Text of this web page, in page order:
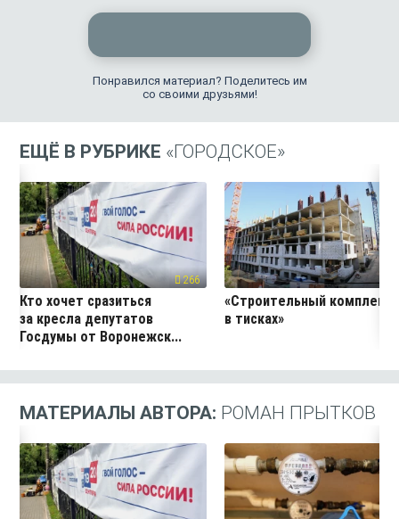
Понравился материал? Поделитесь им
со своими друзьями!
ЕЩЁ В РУБРИКЕ «ГОРОДСКОЕ»
266
Кто хочет сразиться
за кресла депутатов
Госдумы от Воронежск...
«Строительный комплекс
в тисках»
МАТЕРИАЛЫ АВТОРА: РОМАН ПРЫТКОВ